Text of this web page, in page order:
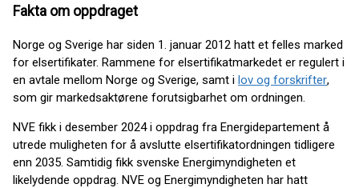
Fakta om oppdraget
Norge og Sverige har siden 1. januar 2012 hatt et felles marked
for elsertifikater. Rammene for elsertifikatmarkedet er regulert i
en avtale mellom Norge og Sverige, samt i lov og forskrifter,
som gir markedsaktørene forutsigbarhet om ordningen.
NVE fikk i desember 2024 i oppdrag fra Energidepartement å
utrede muligheten for å avslutte elsertifikatordningen tidligere
enn 2035. Samtidig fikk svenske Energimyndigheten et
likelydende oppdrag. NVE og Energimyndigheten har hatt